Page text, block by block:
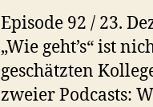
Episode 92 / 23.
„Wie geht’s“ ist
geschätzten
zweier Podcasts: